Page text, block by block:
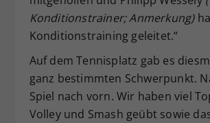
Konditionstrainer; Anmerkung)
Konditionstraining geleitet.“
Auf dem Tennisplatz gab es
ganz bestimmten Schwerpunkt.
Spiel nach vorn. Wir haben viel
Volley und Smash geübt sowie